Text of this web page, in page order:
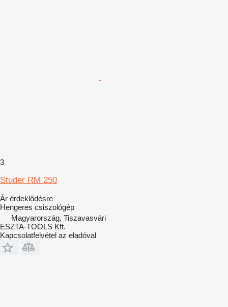
3
Studer RM 250
Ár érdeklődésre
Hengeres csiszológép
Magyarország, Tiszavasvári
ESZTA-TOOLS Kft.
Kapcsolatfelvétel az eladóval